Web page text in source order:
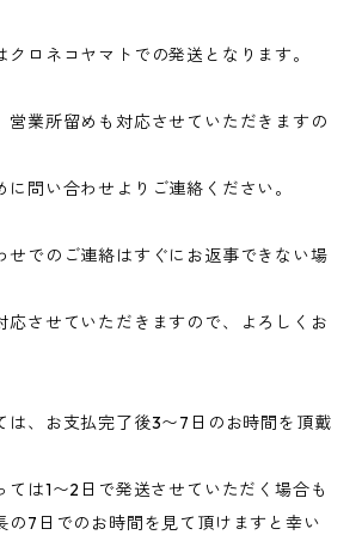
クロネコヤマトでの発送となります。
営業所留めも対応させていただきますの
に問い合わせよりご連絡ください。
せでのご連絡はすぐにお返事できない場
応させていただきますので、よろしくお
は、お支払完了後3〜7日のお時間を頂戴
ては1〜2日で発送させていただく場合も
の7日でのお時間を見て頂けますと幸い